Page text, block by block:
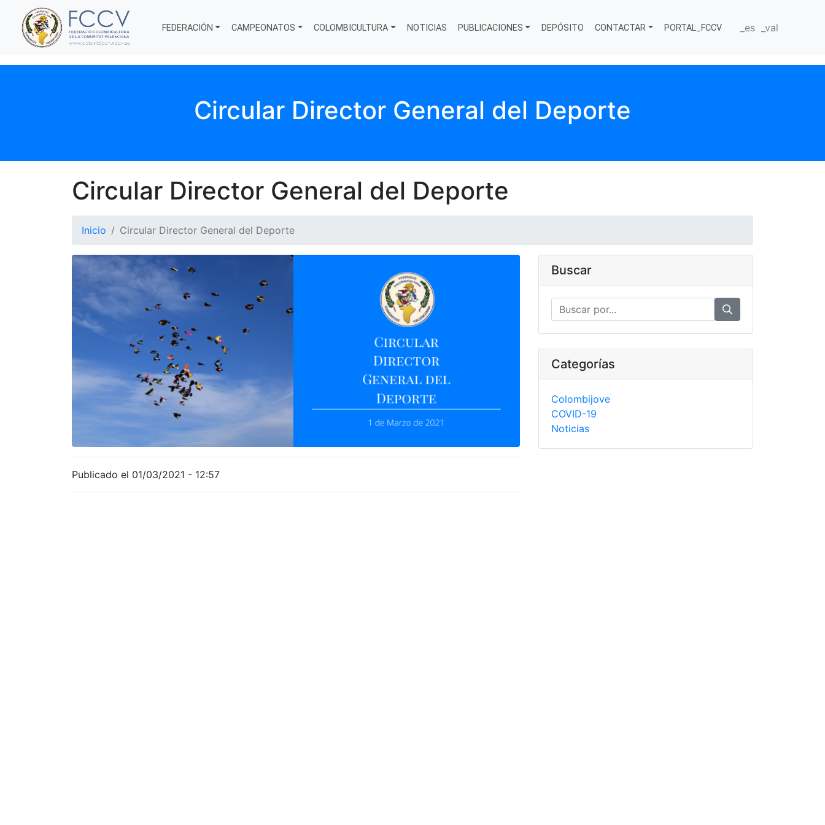
FEDERACIÓN CAMPEONATOS COLOMBICULTURA NOTICIAS PUBLICACIONES DEPÓSITO CONTACTAR PORTAL_FCCV _es _val
Circular Director General del Deporte
Circular Director General del Deporte
Inicio Circular Director General del Deporte
Publicado el 01/03/2021 - 12:57
Buscar
Categorías
Colombijove
COVID-19
Noticias